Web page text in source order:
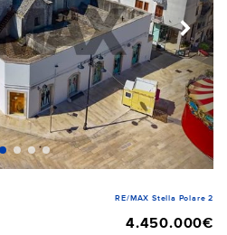
RE/MAX Stella Polare 2
4.450.000€